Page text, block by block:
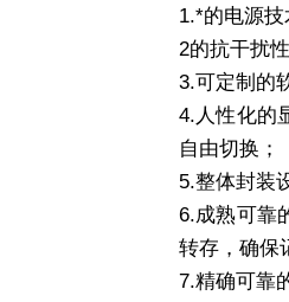
1.*的电源
2的抗干扰
3.可定制的
4. 人性化的
自由切换；
5.整体封装
6.成熟可靠
转存，确保
7.精确可靠